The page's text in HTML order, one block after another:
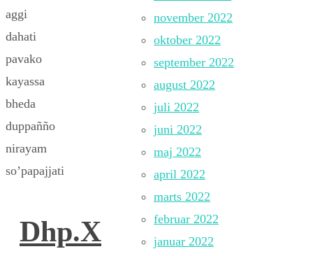
aggi
dahati
pavako
kayassa
bheda
duppañño
nirayam
so’papajjati
Dhp.X
november 2022
oktober 2022
september 2022
august 2022
juli 2022
juni 2022
maj 2022
april 2022
marts 2022
februar 2022
januar 2022